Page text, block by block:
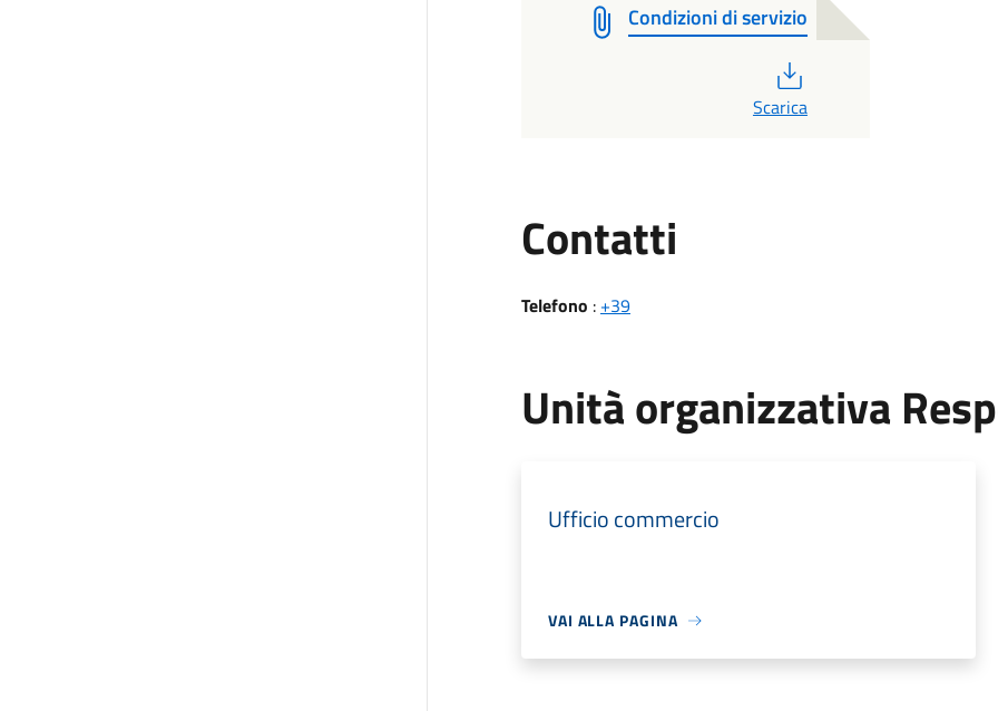
Condizioni di servizio
Scarica
Contatti
Telefono : +39
Unità organizzativa
Ufficio commercio
VAI ALLA PAGINA